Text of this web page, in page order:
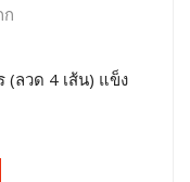
ก
(ลวด 4 เส้น) แข็ง